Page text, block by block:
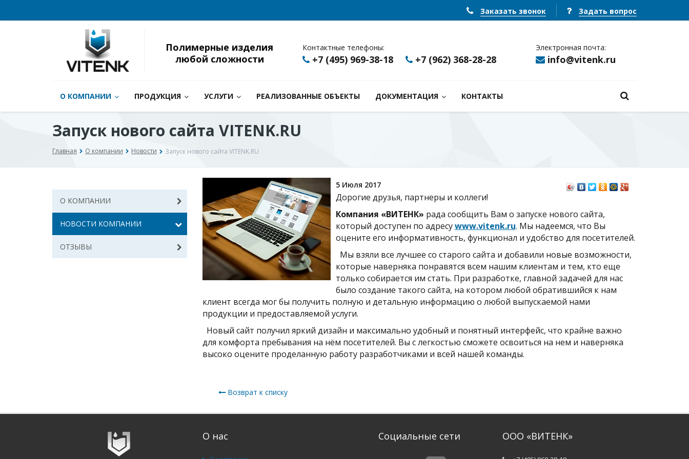
Заказать звонок Задать вопрос
Полимерные изделия
любой сложности
Контактные телефоны:
+7 (495) 969-38-18 +7 (962) 368-28-28
Электронная почта:
info@vitenk.ru
О КОМПАНИИ ПРОДУКЦИЯ УСЛУГИ РЕАЛИЗОВАННЫЕ ОБЪЕКТЫ ДОКУМЕНТАЦИЯ КОНТАКТЫ
Запуск нового сайта VITENK.RU
Главная О компании Новости Запуск нового сайта VITENK.RU
О КОМПАНИИ
НОВОСТИ КОМПАНИИ
ОТЗЫВЫ
5 Июля 2017
Дорогие друзья, партнеры и коллеги!
Компания «ВИТЕНК» рада сообщить Вам о запуске нового сайта,
который доступен по адресуwww.vitenk.ru. Мы надеемся, что Вы
оцените его информативность, функционал и удобство для посетителей.
Мы взяли все лучшее со старого сайта и добавили новые возможности,
которые наверняка понравятся всем нашим клиентам и тем, кто еще
только собирается им стать. При разработке, главной задачей для нас
было создание такого сайта, на котором любой обратившийся к нам
клиент всегда мог бы получить полную и детальную информацию о любой выпускаемой нами
продукции и предоставляемой услуги.
Новый сайт получил яркий дизайн и максимально удобный и понятный интерфейс, что крайне важно
для комфорта пребывания на нём посетителей. Вы с легкостью сможете освоиться на нем и наверняка
высоко оцените проделанную работу разработчиками и всей нашей команды.
Возврат к списку
О нас Социальные сети ООО «ВИТЕНК»